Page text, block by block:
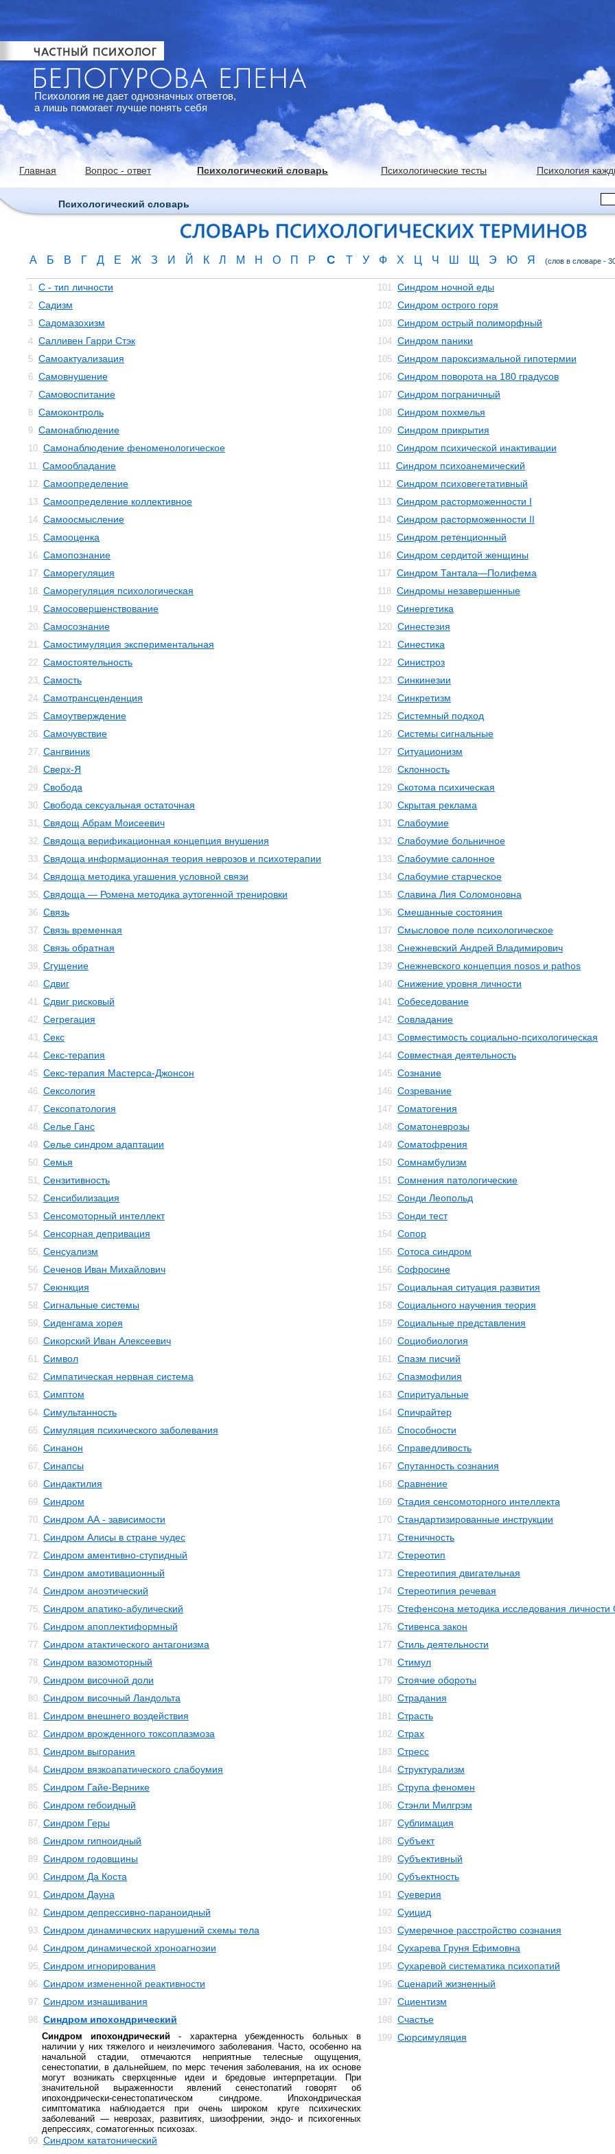
Психология не дает однозначных ответов,
а лишь помогает лучше понять себя
Главная Вопрос - ответ Психологический словарь Психологические тесты Психология
Психологический словарь
А Б В Г Д Е Ж З И Й К Л М Н О П Р С Т У Ф Х Ц Ч Ш Щ Э Ю Я (слов в словаре -
1. С - тип личности
2. Садизм
3. Садомазохизм
4. Салливен Гарри Стэк
5. Самоактуализация
6. Самовнушение
7. Самовоспитание
8. Самоконтроль
9. Самонаблюдение
10. Самонаблюдение феноменологическое
11. Самообладание
12. Самоопределение
13. Самоопределение коллективное
14. Самоосмысление
15. Самооценка
16. Самопознание
17. Саморегуляция
18. Саморегуляция психологическая
19. Самосовершенствование
20. Самосознание
21. Самостимуляция экспериментальная
22. Самостоятельность
23. Самость
24. Самотрансценденция
25. Самоутверждение
26. Самочувствие
27. Сангвиник
28. Сверх-Я
29. Свобода
30. Свобода сексуальная остаточная
31. Свядощ Абрам Моисеевич
32. Свядоща верификационная концепция внушения
33. Свядоща информационная теория неврозов и психотерапии
34. Свядоща методика угашения условной связи
35. Свядоща — Ромена методика аутогенной тренировки
36. Связь
37. Связь временная
38. Связь обратная
39. Сгущение
40. Сдвиг
41. Сдвиг рисковый
42. Сегрегация
43. Секс
44. Секс-терапия
45. Секс-терапия Мастерса-Джонсон
46. Сексология
47. Сексопатология
48. Селье Ганс
49. Селье синдром адаптации
50. Семья
51. Сензитивность
52. Сенсибилизация
53. Сенсомоторный интеллект
54. Сенсорная депривация
55. Сенсуализм
56. Сеченов Иван Михайлович
57. Сеюнкция
58. Сигнальные системы
59. Сиденгама хорея
60. Сикорский Иван Алексеевич
61. Символ
62. Симпатическая нервная система
63. Симптом
64. Симультанность
65. Симуляция психического заболевания
66. Синанон
67. Синапсы
68. Синдактилия
69. Синдром
70. Синдром АА - зависимости
71. Синдром Алисы в стране чудес
72. Синдром аментивно-ступидный
73. Синдром амотивационный
74. Синдром аноэтический
75. Синдром апатико-абулический
76. Синдром апоплектиформный
77. Синдром атактического антагонизма
78. Синдром вазомоторный
79. Синдром височной доли
80. Синдром височный Ландольта
81. Синдром внешнего воздействия
82. Синдром врожденного токсоплазмоза
83. Синдром выгорания
84. Синдром вязкоапатического слабоумия
85. Синдром Гайе-Вернике
86. Синдром гебоидный
87. Синдром Геры
88. Синдром гипноидный
89. Синдром годовщины
90. Синдром Да Коста
91. Синдром Дауна
92. Синдром депрессивно-параноидный
93. Синдром динамических нарушений схемы тела
94. Синдром динамической хроноагнозии
95. Синдром игнорирования
96. Синдром измененной реактивности
97. Синдром изнашивания
98. Синдром ипохондрический
Синдром ипохондрический - характерна убежденность больных в
наличии у них тяжелого и неизлечимого заболевания. Часто, особенно на
начальной стадии, отмечаются неприятные телесные ощущения,
сенестопатии, в дальнейшем, по мерс течения заболевания, на их основе
могут возникать сверхценные идеи и бредовые интерпретации. При
значительной выраженности явлений сенестопатий говорят об
ипохондрически-сенестопатическом синдроме. Ипохондрическая
симптоматика наблюдается при очень широком круге психических
заболеваний — неврозах, развитиях, шизофрении, эндо- и психогенных
депрессиях, соматогенных психозах.
99. Синдром кататонический
101. Синдром ночной еды
102. Синдром острого горя
103. Синдром острый полиморфный
104. Синдром паники
105. Синдром пароксизмальной гипотермии
106. Синдром поворота на 180 градусов
107. Синдром пограничный
108. Синдром похмелья
109. Синдром прикрытия
110. Синдром психической инактивации
111. Синдром психоанемический
112. Синдром психовегетативный
113. Синдром расторможенности I
114. Синдром расторможенности II
115. Синдром ретенционный
116. Синдром сердитой женщины
117. Синдром Тантала—Полифема
118. Синдромы незавершенные
119. Синергетика
120. Синестезия
121. Синестика
122. Синистроз
123. Синкинезии
124. Синкретизм
125. Системный подход
126. Системы сигнальные
127. Ситуационизм
128. Склонность
129. Скотома психическая
130. Скрытая реклама
131. Слабоумие
132. Слабоумие больничное
133. Слабоумие салонное
134. Слабоумие старческое
135. Славина Лия Соломоновна
136. Смешанные состояния
137. Смысловое поле психологическое
138. Снежневский Андрей Владимирович
139. Снежневского концепция nosos и pathos
140. Снижение уровня личности
141. Собеседование
142. Совладание
143. Совместимость социально-психологическая
144. Совместная деятельность
145. Сознание
146. Созревание
147. Соматогения
148. Соматоневрозы
149. Соматофрения
150. Сомнамбулизм
151. Сомнения патологические
152. Сонди Леопольд
153. Сонди тeст
154. Сопор
155. Сотоса синдром
156. Софросине
157. Социальная ситуация развития
158. Социального научения теория
159. Социальные представления
160. Социобиология
161. Спазм писчий
162. Спазмофилия
163. Спиритуальные
164. Спичрайтер
165. Способности
166. Справедливость
167. Спутанность сознания
168. Сравнение
169. Стадия сенсомоторного интеллекта
170. Стандартизированные инструкции
171. Стеничность
172. Стереотип
173. Стереотипия двигательная
174. Стереотипия речевая
175. Стефенсона методика исследования личности
176. Стивенса закон
177. Стиль деятельности
178. Стимул
179. Стоячие обороты
180. Страдания
181. Страсть
182. Страх
183. Стресс
184. Структурализм
185. Струпа феномен
186. Стэнли Милгрэм
187. Сублимация
188. Субъект
189. Субъективный
190. Субъектность
191. Суеверия
192. Суицид
193. Сумеречное расстройство сознания
194. Сухарева Груня Ефимовна
195. Сухаревой систематика психопатий
196. Сценарий жизненный
197. Сциентизм
198. Счастье
199. Сюрсимуляция